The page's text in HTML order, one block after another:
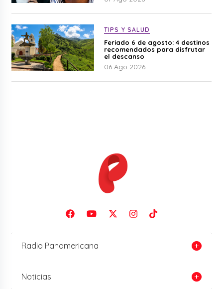
TIPS Y SALUD
Feriado 6 de agosto: 4 destinos
recomendados para disfrutar
el descanso
06 Ago 2026
Radio Panamericana
Noticias